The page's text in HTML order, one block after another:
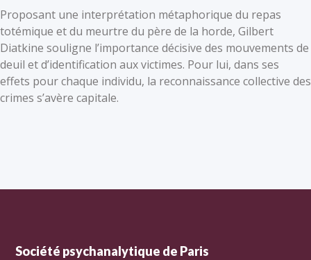
Proposant une interprétation métaphorique du repas
totémique et du meurtre du père de la horde, Gilbert
Diatkine souligne l’importance décisive des mouvements de
deuil et d’identification aux victimes. Pour lui, dans ses
effets pour chaque individu, la reconnaissance collective des
crimes s’avère capitale.
Société psychanalytique de Paris